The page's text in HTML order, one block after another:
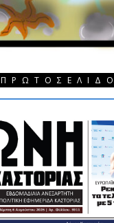
ΠΡΩΤΟΣΈΛΙΔΟ